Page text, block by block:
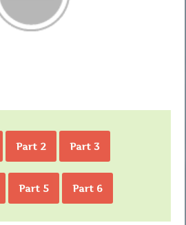
Part 2 Part 3
Part 5 Part 6